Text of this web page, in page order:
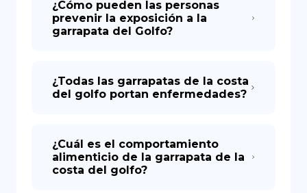
¿Cómo pueden las personas
prevenir la exposición a la
garrapata del Golfo?
¿Todas las garrapatas de la costa
del golfo portan enfermedades?
¿Cuál es el comportamiento
alimenticio de la garrapata de la
costa del golfo?